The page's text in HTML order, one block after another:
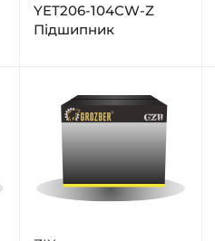
YET206-104CW-Z
Підшипник